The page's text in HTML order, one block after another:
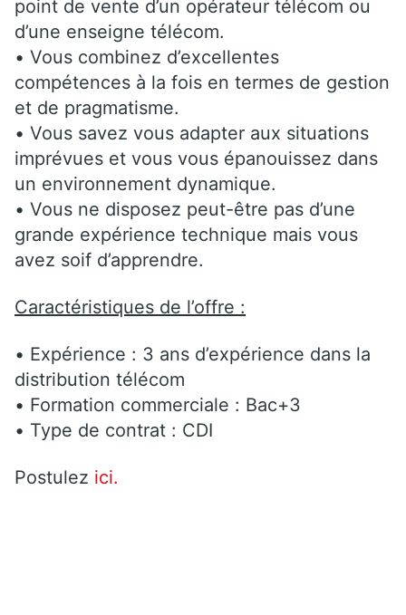
point de vente d’un opérateur télécom ou
d’une enseigne télécom.
• Vous combinez d’excellentes
compétences à la fois en termes de gestion
et de pragmatisme.
• Vous savez vous adapter aux situations
imprévues et vous vous épanouissez dans
un environnement dynamique.
• Vous ne disposez peut-être pas d’une
grande expérience technique mais vous
avez soif d’apprendre.
Caractéristiques de l’offre :
• Expérience : 3 ans d’expérience dans la
distribution télécom
• Formation commerciale : Bac+3
• Type de contrat : CDI
Postulez ici.